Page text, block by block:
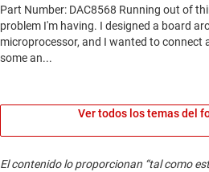
Ver todos los temas del
El contenido lo proporcionan “tal como